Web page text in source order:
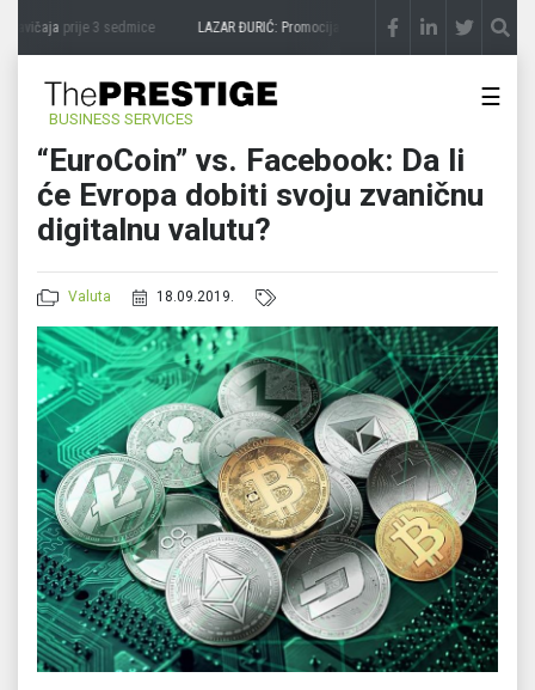
zavičajaprije 3 sedmice LAZAR ĐURIĆ: Promocija potencijal pretvara u destinaciju
BUSINESS SERVICES
☰
“EuroCoin” vs. Facebook: Da li
će Evropa dobiti svoju zvaničnu
digitalnu valutu?
Valuta 18.09.2019.